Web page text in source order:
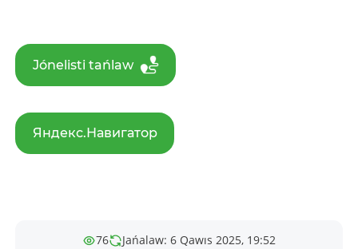
Jónelisti tańlaw
Яндекс.Навигатор
76 Jańalaw: 6 Qawıs 2025, 19:52